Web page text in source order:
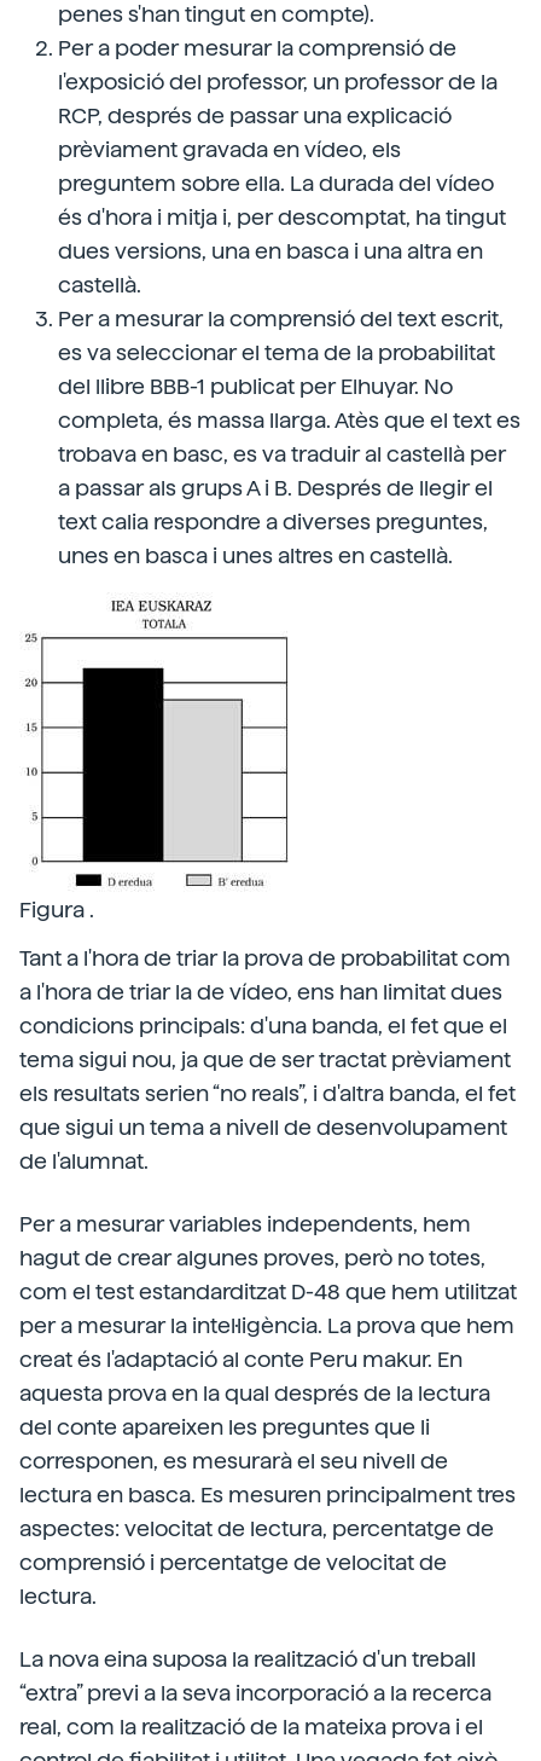
penes s'han tingut en compte).
Per a poder mesurar la comprensió de
l'exposició del professor, un professor de la
RCP, després de passar una explicació
prèviament gravada en vídeo, els
preguntem sobre ella. La durada del vídeo
és d'hora i mitja i, per descomptat, ha tingut
dues versions, una en basca i una altra en
castellà.
Per a mesurar la comprensió del text escrit,
es va seleccionar el tema de la probabilitat
del llibre BBB-1 publicat per Elhuyar. No
completa, és massa llarga. Atès que el text es
trobava en basc, es va traduir al castellà per
a passar als grups A i B. Després de llegir el
text calia respondre a diverses preguntes,
unes en basca i unes altres en castellà.
Figura .
Tant a l'hora de triar la prova de probabilitat com
a l'hora de triar la de vídeo, ens han limitat dues
condicions principals: d'una banda, el fet que el
tema sigui nou, ja que de ser tractat prèviament
els resultats serien “no reals”, i d'altra banda, el fet
que sigui un tema a nivell de desenvolupament
de l'alumnat.
Per a mesurar variables independents, hem
hagut de crear algunes proves, però no totes,
com el test estandarditzat D-48 que hem utilitzat
per a mesurar la intel·ligència. La prova que hem
creat és l'adaptació al conte Peru makur. En
aquesta prova en la qual després de la lectura
del conte apareixen les preguntes que li
corresponen, es mesurarà el seu nivell de
lectura en basca. Es mesuren principalment tres
aspectes: velocitat de lectura, percentatge de
comprensió i percentatge de velocitat de
lectura.
La nova eina suposa la realització d'un treball
“extra” previ a la seva incorporació a la recerca
real, com la realització de la mateixa prova i el